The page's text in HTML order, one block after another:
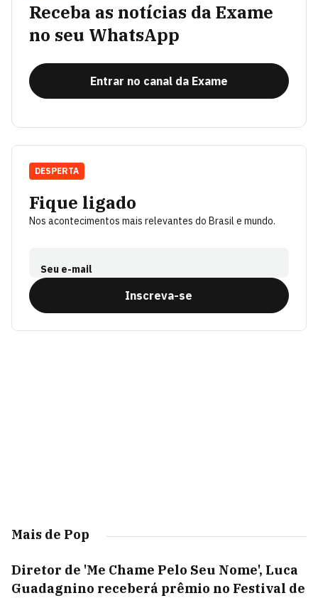
Receba as notícias da Exame
no seu WhatsApp
Entrar no canal da Exame
Fique ligado
Nos acontecimentos mais relevantes do Brasil e mundo.
Seu e-mail
Inscreva-se
DESPERTA
Mais de Pop
Diretor de 'Me Chame Pelo Seu Nome', Luca
Guadagnino receberá prêmio no Festival de